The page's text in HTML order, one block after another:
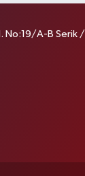
No:19/A-B Serik /